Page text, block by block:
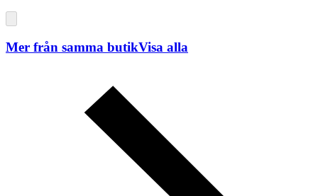
Mer från samma butikVisa alla